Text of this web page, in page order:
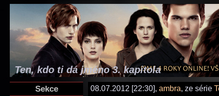
Ten, kdo ti dá jméno 3. kapitola
Sekce 08.07.2012 [22:30], ambra, ze série